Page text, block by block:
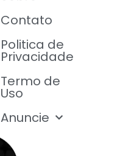
Contato
Politica de
Privacidade
Termo de
Uso
Anuncie